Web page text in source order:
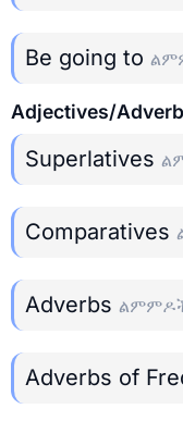
Be going to
Adjectives/
Superlatives
Comparatives
Adverbs
Adverbs of